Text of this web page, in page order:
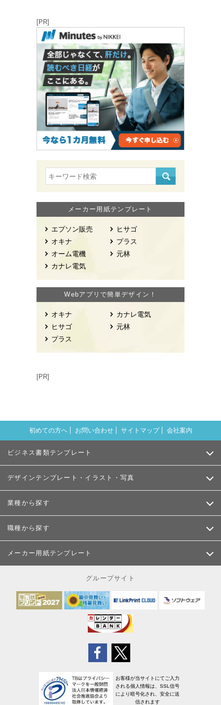
[PR]
メーカー用紙テンプレート
エプソン販売
オキナ
オーム電機
カナレ電気
ヒサゴ
プラス
元林
Webアプリで簡単デザイン！
オキナ
ヒサゴ
プラス
カナレ電気
元林
[PR]
初めての方へ お問い合わせ サイトマップ 会社案内
ビジネス書類テンプレート
デザインテンプレート・イラスト・写真
業種から探す
職種から探す
メーカー用紙テンプレート
グループサイト
お客様が当サイトにてご入力
される個人情報は、SSL信号
により暗号化され、安全に送
信されます